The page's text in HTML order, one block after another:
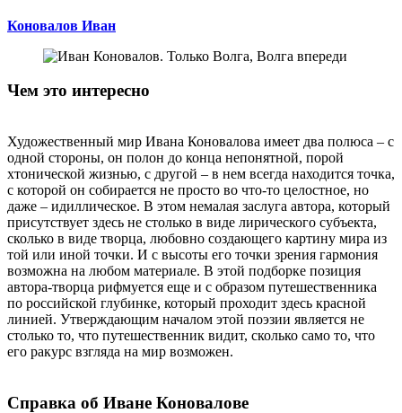
Коновалов Иван
Чем это интересно
Художественный мир Ивана Коновалова имеет два полюса – с
одной стороны, он полон до конца непонятной, порой
хтонической жизнью, с другой – в нем всегда находится точка,
с которой он собирается не просто во что-то целостное, но
даже – идиллическое. В этом немалая заслуга автора, который
присутствует здесь не столько в виде лирического субъекта,
сколько в виде творца, любовно создающего картину мира из
той или иной точки. И с высоты его точки зрения гармония
возможна на любом материале. В этой подборке позиция
автора-творца рифмуется еще и с образом путешественника
по российской глубинке, который проходит здесь красной
линией. Утверждающим началом этой поэзии является не
столько то, что путешественник видит, сколько само то, что
его ракурс взгляда на мир возможен.
Справка об Иване Коновалове